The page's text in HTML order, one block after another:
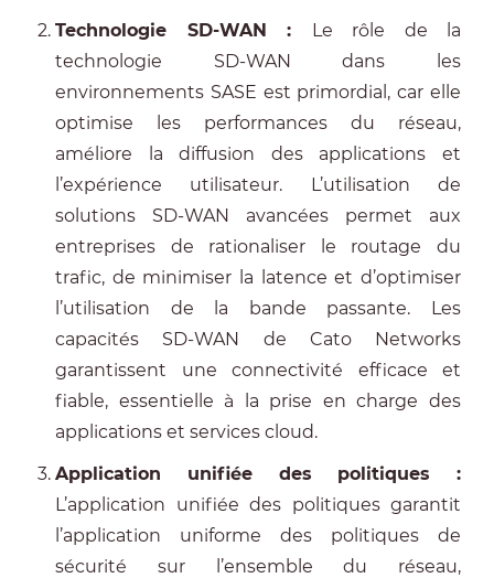
Technologie SD-WAN : Le rôle de la
technologie SD-WAN dans les
environnements SASE est primordial, car elle
optimise les performances du réseau,
améliore la diffusion des applications et
l’expérience utilisateur. L’utilisation de
solutions SD-WAN avancées permet aux
entreprises de rationaliser le routage du
trafic, de minimiser la latence et d’optimiser
l’utilisation de la bande passante. Les
capacités SD-WAN de Cato Networks
garantissent une connectivité efficace et
fiable, essentielle à la prise en charge des
applications et services cloud.
Application unifiée des politiques :
L’application unifiée des politiques garantit
l’application uniforme des politiques de
sécurité sur l’ensemble du réseau,